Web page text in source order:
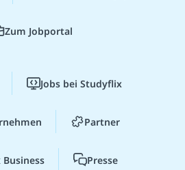
Zum Jobportal
Jobs bei Studyflix
Partner
Presse